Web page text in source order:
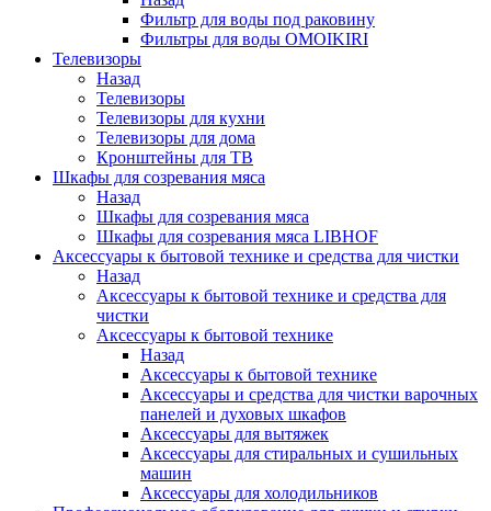
Фильтр для воды под раковину
Фильтры для воды OMOIKIRI
Телевизоры
Назад
Телевизоры
Телевизоры для кухни
Телевизоры для дома
Кронштейны для ТВ
Шкафы для созревания мяса
Назад
Шкафы для созревания мяса
Шкафы для созревания мяса LIBHOF
Аксессуары к бытовой технике и средства для чистки
Назад
Аксессуары к бытовой технике и средства для
чистки
Аксессуары к бытовой технике
Назад
Аксессуары к бытовой технике
Аксессуары и средства для чистки варочных
панелей и духовых шкафов
Аксессуары для вытяжек
Аксессуары для стиральных и сушильных
машин
Аксессуары для холодильников